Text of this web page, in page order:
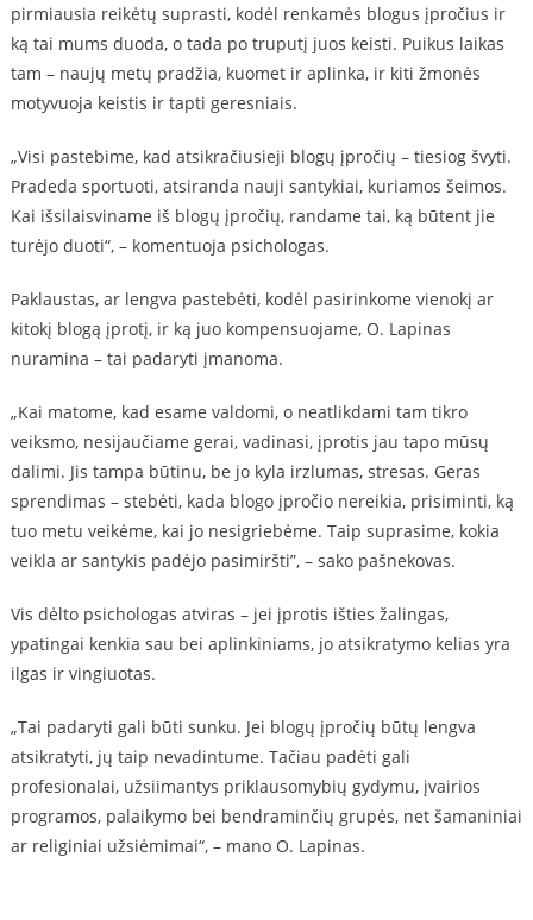
pirmiausia reikėtų suprasti, kodėl renkamės blogus įpročius ir
ką tai mums duoda, o tada po truputį juos keisti. Puikus laikas
tam – naujų metų pradžia, kuomet ir aplinka, ir kiti žmonės
motyvuoja keistis ir tapti geresniais.
„Visi pastebime, kad atsikračiusieji blogų įpročių – tiesiog švyti.
Pradeda sportuoti, atsiranda nauji santykiai, kuriamos šeimos.
Kai išsilaisviname iš blogų įpročių, randame tai, ką būtent jie
turėjo duoti“, – komentuoja psichologas.
Paklaustas, ar lengva pastebėti, kodėl pasirinkome vienokį ar
kitokį blogą įprotį, ir ką juo kompensuojame, O. Lapinas
nuramina – tai padaryti įmanoma.
„Kai matome, kad esame valdomi, o neatlikdami tam tikro
veiksmo, nesijaučiame gerai, vadinasi, įprotis jau tapo mūsų
dalimi. Jis tampa būtinu, be jo kyla irzlumas, stresas. Geras
sprendimas – stebėti, kada blogo įpročio nereikia, prisiminti, ką
tuo metu veikėme, kai jo nesigriebėme. Taip suprasime, kokia
veikla ar santykis padėjo pasimiršti”, – sako pašnekovas.
Vis dėlto psichologas atviras – jei įprotis išties žalingas,
ypatingai kenkia sau bei aplinkiniams, jo atsikratymo kelias yra
ilgas ir vingiuotas.
„Tai padaryti gali būti sunku. Jei blogų įpročių būtų lengva
atsikratyti, jų taip nevadintume. Tačiau padėti gali
profesionalai, užsiimantys priklausomybių gydymu, įvairios
programos, palaikymo bei bendraminčių grupės, net šamaniniai
ar religiniai užsiėmimai“, – mano O. Lapinas.